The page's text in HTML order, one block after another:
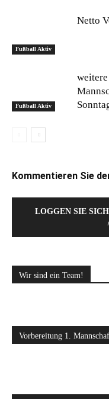
Fußball Aktiv
Netto
Fußball Aktiv
Kommentieren Sie
LOGGEN SIE
Wir sind ein Team!
Vorbereitung 1.